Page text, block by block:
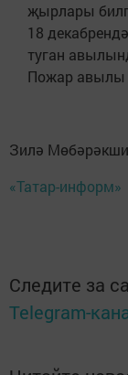
җырлары
18 декабрендә
туган
Пожар авылы
Зилә
«Татар-информ»
Следите за
Telegram-